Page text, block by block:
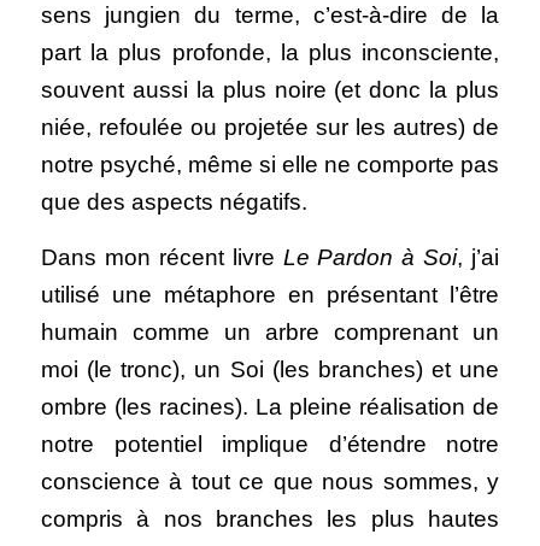
sens jungien du terme, c’est-à-dire de la
part la plus profonde, la plus inconsciente,
souvent aussi la plus noire (et donc la plus
niée, refoulée ou projetée sur les autres) de
notre psyché, même si elle ne comporte pas
que des aspects négatifs.
Dans mon récent livre Le Pardon à Soi, j’ai
utilisé une métaphore en présentant l’être
humain comme un arbre comprenant un
moi (le tronc), un Soi (les branches) et une
ombre (les racines). La pleine réalisation de
notre potentiel implique d’étendre notre
conscience à tout ce que nous sommes, y
compris à nos branches les plus hautes